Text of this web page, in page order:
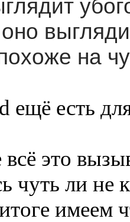
на
ещё есть
это
чуть ли не
имеем